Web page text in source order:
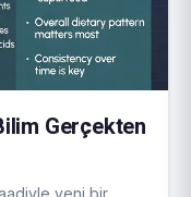
Gerçekten
yeni bir